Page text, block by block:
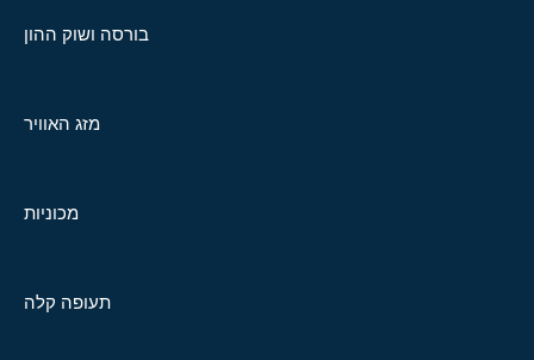
בורסה ושוק ההון
מזג האוויר
מכוניות
תעופה קלה